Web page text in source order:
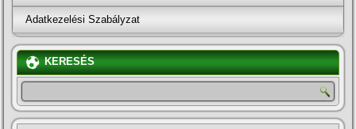
Adatkezelési Szabályzat
KERESÉS